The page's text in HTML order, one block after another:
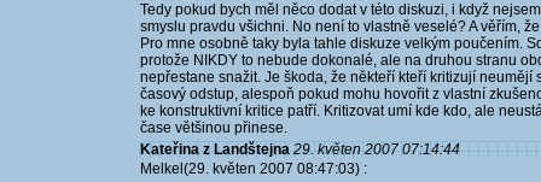
Tedy pokud bych měl něco dodat v této diskuzi, i když
smyslu pravdu všichni. No není to vlastně veselé? A věřím,
Pro mne osobně taky byla tahle diskuze velkým poučením.
protože NIKDY to nebude dokonalé, ale na druhou stranu
nepřestane snažit. Je škoda, že někteří kteří kritizují
časový odstup, alespoň pokud mohu hovořit z vlastní
ke konstruktivní kritice patří. Kritizovat umí kde kdo, ale
čase většinou přinese.
Kateřina z Landštejna 29. květen 2007 07:14:44
Melkel(29. květen 2007 08:47:03) :